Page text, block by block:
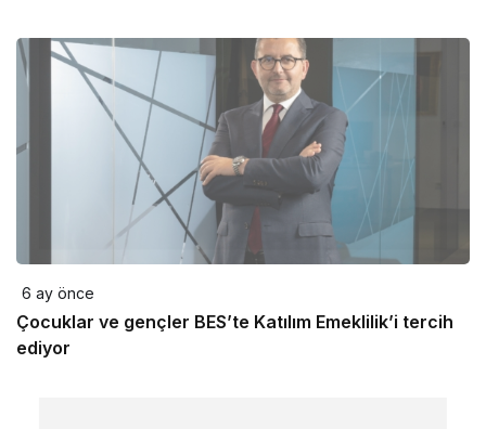
6 ay önce
Çocuklar ve gençler BES’te Katılım Emeklilik’i tercih
ediyor